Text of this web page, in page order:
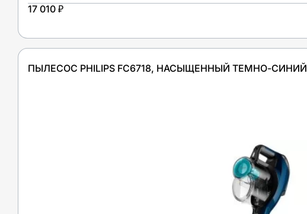
17 010 ₽
ПЫЛЕСОС PHILIPS FC6718, НАСЫЩЕННЫЙ ТЕМНО-СИНИЙ